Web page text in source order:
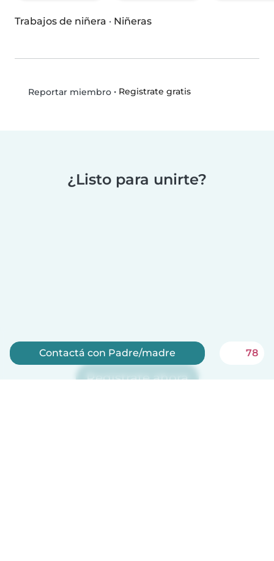
Trabajos de niñera · Niñeras
Reportar miembro• Registrate gratis
¿Listo para unirte?
Registrate ahora
Contactá con Padre/madre 78